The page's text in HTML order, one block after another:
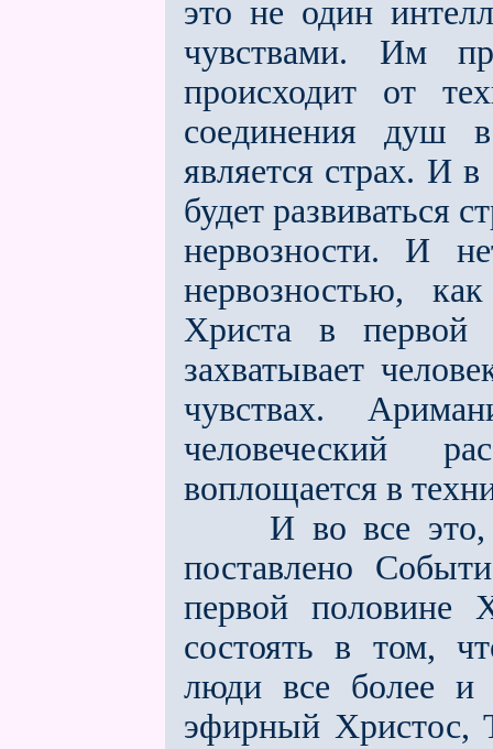
это не один
чувствами. Им
происходит от
соединения душ
является страх. И
будет развиваться
нервозности. И
нервозностью,
Христа в первой
захватывает
чувствах.
человеческий
воплощается в
И во все это,
поставлено
первой половине
состоять в том,
люди все более и
эфирный Христос,